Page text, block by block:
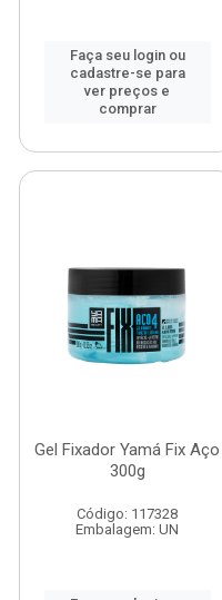
Faça seu login ou
cadastre-se para
ver preços e
comprar
Gel Fixador Yamá Fix Aço
300g
Código: 117328
Embalagem: UN